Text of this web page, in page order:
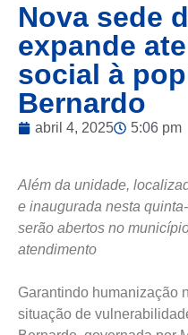
Nova sede
expande
social à
Bernardo
abril 4, 2025 5:06 pm
Além da unidade,
e inaugurada nesta
serão abertos no
atendimento
Garantindo humanização
situação de